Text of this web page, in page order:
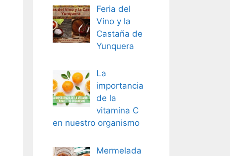
Feria del
Vino y la
Castaña de
Yunquera
La
importancia
de la
vitamina C
en nuestro organismo
Mermelada